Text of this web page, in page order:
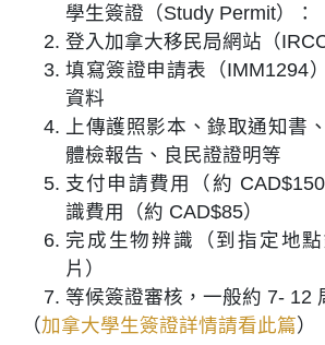
學生簽證（Study Permit）：
登入加拿大移民局網站（
填寫簽證申請表（IMM1294
資料
上傳護照影本、錄取通知書
體檢報告、良民證證明等
支付申請費用（約
識費用（約 CAD$85）
完成生物辨識（到指定地
片）
等候簽證審核，一般約 7- 12
（加拿大學生簽證詳情請看此篇）